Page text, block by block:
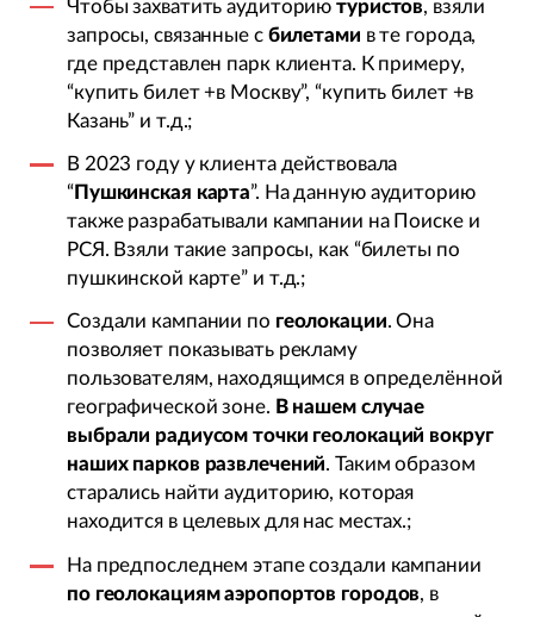
Чтобы захватить аудиториютуристов, взяли
запросы, связанные с билетами в те города,
где представлен парк клиента. К примеру,
“купить билет +в Москву”, “купить билет +в
Казань” и т.д.;
В 2023 году у клиента действовала
“ Пушкинская карта”. На данную аудиторию
также разрабатывали кампании на Поиске и
РСЯ. Взяли такие запросы, как “билеты по
пушкинской карте” и т.д.;
Создали кампании по геолокации. Она
позволяет показывать рекламу
пользователям, находящимся в определённой
географической зоне. В нашем случае
выбрали радиусом точки геолокаций вокруг
наших парков развлечений. Таким образом
старались найти аудиторию, которая
находится в целевых для нас местах.;
На предпоследнем этапе создали кампании
по геолокациям аэропортов городов, в